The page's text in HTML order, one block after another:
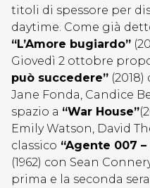
titoli di spessore per
daytime. Come già
“L’Amore bugiardo”
Giovedì 2 ottobre
può succedere”
Jane Fonda, Candice
spazio a “War House”
Emily Watson, David
classico “Agente 007
(1962) con Sean
prima e la seconda